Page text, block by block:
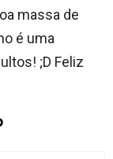
massa de
é uma
;D Feliz